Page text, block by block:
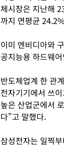
체시장은 지난해
까지 연평균
이미 엔비디아와
공지능용 하드웨
반도체업계 한 관
전자기기에서 쓰
높은 산업군에서
다”고 말했다.
삼성전자는 일찍